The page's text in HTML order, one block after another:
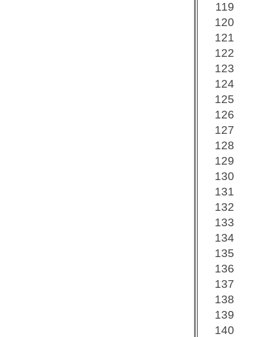
119
120
121
122
123
124
125
126
127
128
129
130
131
132
133
134
135
136
137
138
139
140